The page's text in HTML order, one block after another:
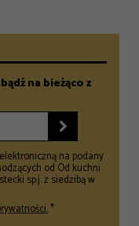
na bieżąco z

na podany
od Od kuchni
sp.j. z siedzibą w
*